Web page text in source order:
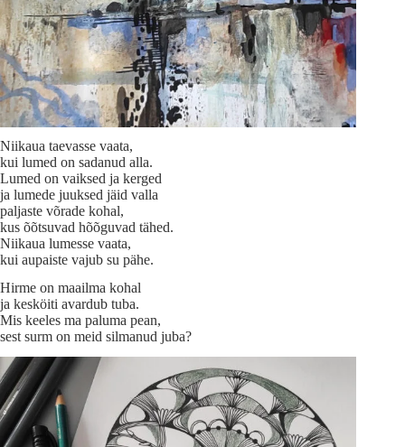
Niikaua taevasse vaata,
kui lumed on sadanud alla.
Lumed on vaiksed ja kerged
ja lumede juuksed jäid valla
paljaste võrade kohal,
kus õõtsuvad hõõguvad tähed.
Niikaua lumesse vaata,
kui aupaiste vajub su pähe.
Hirme on maailma kohal
ja kesköiti avardub tuba.
Mis keeles ma paluma pean,
sest surm on meid silmanud juba?